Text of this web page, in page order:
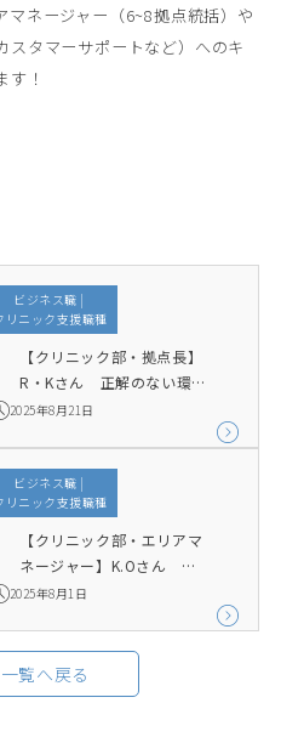
ネージャー（6~8拠点統括）や
スタマーサポートなど）へのキ
す！
ビジネス職 |
リニック支援職種
【クリニック部・拠点長】
R・Kさん　正解のない環境
で、自分の意志を形にして
2025年8月21日
ビジネス職 |
リニック支援職種
【クリニック部・エリアマ
ネージャー】K.Oさん　教
育業界からの転職、CAPS
2025年8月1日
覧へ戻る